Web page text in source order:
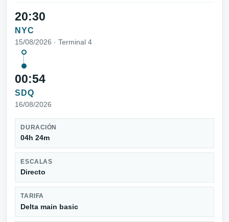
20:30
NYC
15/08/2026 · Terminal 4
00:54
SDQ
16/08/2026
DURACIÓN
04h 24m
ESCALAS
Directo
TARIFA
Delta main basic